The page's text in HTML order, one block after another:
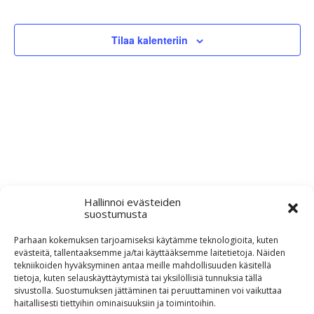
Hallinnoi evästeiden
suostumusta
Parhaan kokemuksen tarjoamiseksi käytämme teknologioita, kuten
evästeitä, tallentaaksemme ja/tai käyttääksemme laitetietoja. Näiden
tekniikoiden hyväksyminen antaa meille mahdollisuuden käsitellä
tietoja, kuten selauskäyttäytymistä tai yksilöllisiä tunnuksia tällä
sivustolla. Suostumuksen jättäminen tai peruuttaminen voi vaikuttaa
haitallisesti tiettyihin ominaisuuksiin ja toimintoihin.
Tilaa kalenteriin
Evästekäytäntö (EU)
© 2026 Aivovammaliitto ry